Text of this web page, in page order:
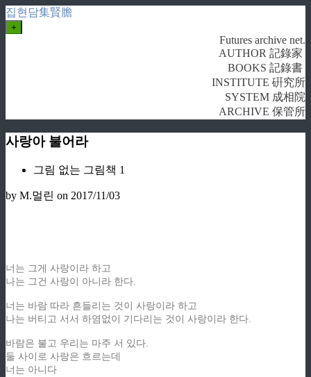
집현담集賢膽
+
Futures archive net.
AUTHOR 記錄家
BOOKS 記錄書
INSTITUTE 硏究所
SYSTEM 成相院
ARCHIVE 保管所
사랑아 불어라
그림 없는 그림책 1
by M.멀린 on 2017/11/03
너는 그게 사랑이라 하고
나는 그건 사랑이 아니라 한다.
너는 바람 따라 흔들리는 것이 사랑이라 하고
나는 버티고 서서 하염없이 기다리는 것이 사랑이라 한다.
바람은 불고 우리는 마주 서 있다.
둘 사이로 사랑은 흐르는데
너는 아니다